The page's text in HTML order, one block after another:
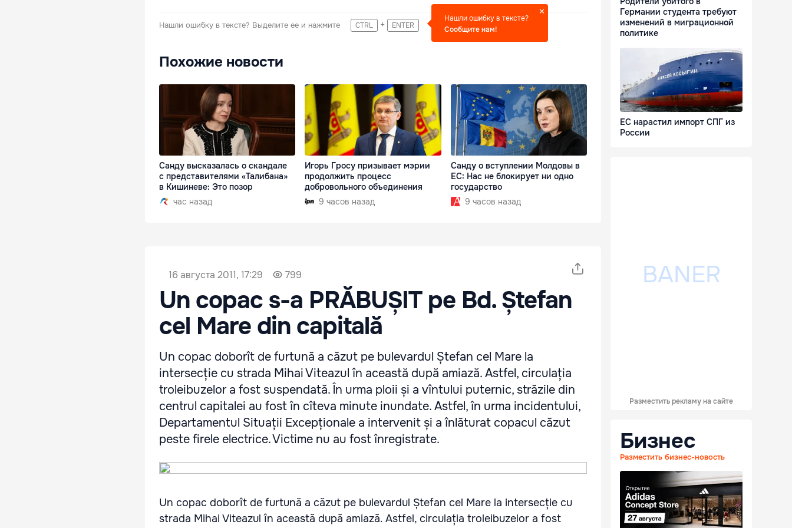
Нашли ошибку в тексте? Выделите ее и нажмите CTRL + ENTER
Нашли ошибку в тексте?
Сообщите нам!
Похожие новости
Санду высказалась о скандале
с представителями «Талибана»
в Кишиневе: Это позор
час назад
Игорь Гросу призывает мэрии
продолжить процесс
добровольного объединения
9 часов назад
Санду о вступлении Молдовы в
ЕС: Нас не блокирует ни одно
государство
9 часов назад
16 августа 2011, 17:29 799
Un copac s-a PRĂBUȘIT pe Bd. Ștefan
cel Mare din capitală
Un copac doborît de furtună a căzut pe bulevardul Ștefan cel Mare la
intersecție cu strada Mihai Viteazul în această după amiază. Astfel, circulația
troleibuzelor a fost suspendată. În urma ploii și a vîntului puternic, străzile din
centrul capitalei au fost în cîteva minute inundate. Astfel, în urma incidentului,
Departamentul Situații Excepționale a intervenit și a înlăturat copacul căzut
peste firele electrice. Victime nu au fost înregistrate.
Un copac doborît de furtună a căzut pe bulevardul Ștefan cel Mare la intersecție cu
strada Mihai Viteazul în această după amiază. Astfel, circulația troleibuzelor a fost
Германии студента требуют
изменений в миграционной
политике
ЕС нарастил импорт СПГ из
России
Разместить рекламу на сайте
Бизнес
Разместить бизнес-новость